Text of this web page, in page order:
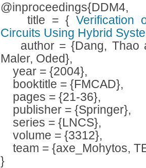
@inproceedings{DDM4,
title = {Verification
Circuits Using Hybrid
author = {Dang, Thao
Maler, Oded},
year = {2004},
booktitle = {FMCAD},
pages = {21-36},
publisher = {Springer},
series = {LNCS},
volume = {3312},
team = {axe_Mohytos,
}